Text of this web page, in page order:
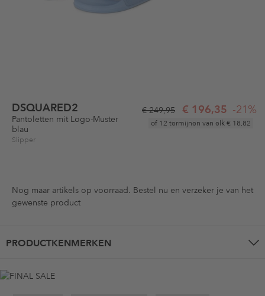
DSQUARED2
Pantoletten mit Logo-Muster
blau
Slipper
€ 249,95 € 196,35 -21%
of 12 termijnen van elk€ 18,82
Nog maar artikels op voorraad. Bestel nu en verzeker je van het
gewenste product
PRODUCTKENMERKEN